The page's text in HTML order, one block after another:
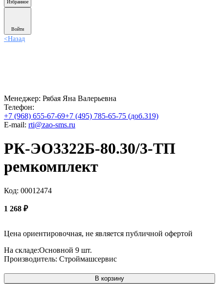
Избранное
Войти
<Назад
Менеджер: Рябая Яна Валерьевна
Телефон:
+7 (968) 655-67-69+7 (495) 785-65-75 (доб.319)
E-mail: rti@zao-sms.ru
РК-ЭО3322Б-80.30/3-ТП
ремкомплект
Код: 00012474
1 268 ₽
Цена ориентировочная, не является публичной офертой
На складе:Основной 9 шт.
Производитель: Строймашсервис
В корзину